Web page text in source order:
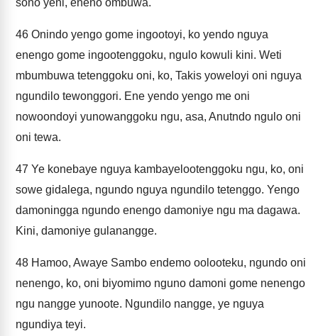
sono yeni, eneno ombuwa.
46 Onindo yengo gome ingootoyi, ko yendo nguya
enengo gome ingootenggoku, ngulo kowuli kini. Weti
mbumbuwa tetenggoku oni, ko, Takis yoweloyi oni nguya
ngundilo tewonggori. Ene yendo yengo me oni
nowoondoyi yunowanggoku ngu, asa, Anutndo ngulo oni
oni tewa.
47 Ye konebaye nguya kambayelootenggoku ngu, ko, oni
sowe gidalega, ngundo nguya ngundilo tetenggo. Yengo
damoningga ngundo enengo damoniye ngu ma dagawa.
Kini, damoniye gulanangge.
48 Hamoo, Awaye Sambo endemo oolooteku, ngundo oni
nenengo, ko, oni biyomimo nguno damoni gome nenengo
ngu nangge yunoote. Ngundilo nangge, ye nguya
ngundiya teyi.